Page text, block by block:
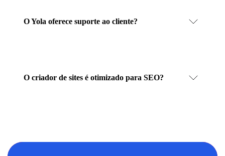
O Yola oferece suporte ao cliente?
O criador de sites é otimizado para SEO?